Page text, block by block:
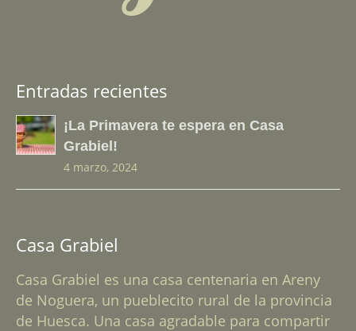
Entradas recientes
¡La Primavera te espera en Casa
Grabiel!
4 marzo, 2024
Casa Grabiel
Casa Grabiel es una casa centenaria en Areny
de Noguera, un pueblecito rural de la provincia
de Huesca. Una casa agradable para compartir